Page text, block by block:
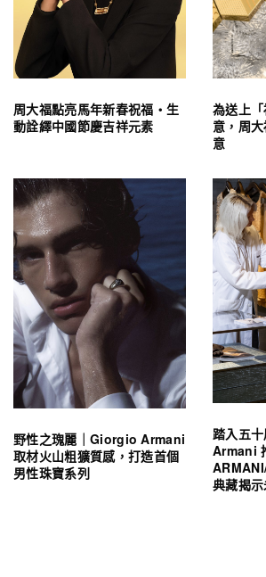
周大福點亮馬年新春祝福・生
動詮繹中國節慶吉祥元素
為送上
意，周
意
野性之瑰麗｜Giorgio Armani
取材火山粗獷質感，打造首個
男性珠寶系列
踏入五
Armani
典藏揭示